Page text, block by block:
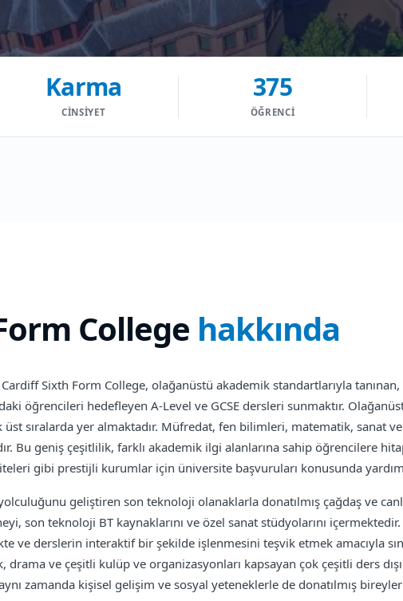
Karma
CINSIYET
375
ÖĞRENCI
College hakkında
Sixth Form College, olağanüstü akademik standartlarıyla
öğrencileri hedefleyen A-Level ve GCSE dersleri sunmaktır.
üst sıralarda yer almaktadır. Müfredat, fen bilimleri, matematik, sanat
Bu geniş çeşitlilik, farklı akademik ilgi alanlarına sahip öğrencilere
gibi prestijli kurumlar için üniversite başvuruları konusunda
geliştiren son teknoloji olanaklarla donatılmış çağdaş ve
son teknoloji BT kaynaklarını ve özel sanat stüdyolarını
ve derslerin interaktif bir şekilde işlenmesini teşvik etmek amacıyla
drama ve çeşitli kulüp ve organizasyonları kapsayan çok çeşitli ders
zamanda kişisel gelişim ve sosyal yeteneklerle de donatılmış